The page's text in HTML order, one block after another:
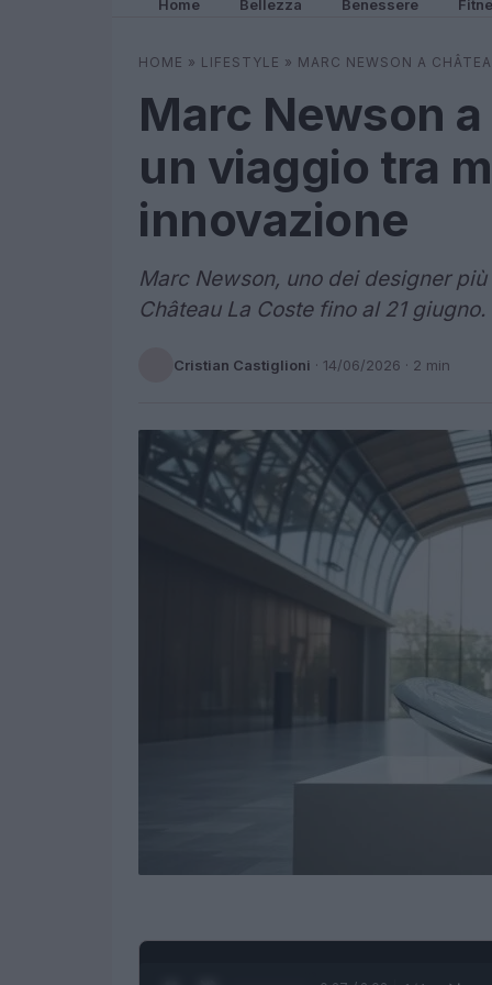
Home Bellezza Benessere
HOME » LIFESTYLE » MARC NEWSON A
Marc Newson
un viaggio tra
innovazione
Marc Newson, uno dei designer
Château La Coste fino al 21
Cristian Castiglioni · 14/06/2026 · 2 min